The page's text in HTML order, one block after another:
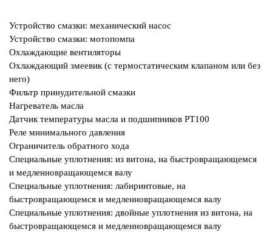
Устройство смазки: механический насос
Устройство смазки: мотопомпа
Охлаждающие вентиляторы
Охлаждающий змеевик (с термостатическим клапаном или без
него)
Фильтр принудительной смазки
Нагреватель масла
Датчик температуры масла и подшипников PT100
Реле минимального давления
Ограничитель обратного хода
Специальные уплотнения: из витона, на быстровращающемся
и медленновращающемся валу
Специальные уплотнения: лабиринтовые, на
быстровращающемся и медленновращающемся валу
Специальные уплотнения: двойные уплотнения из витона, на
быстровращающемся и медленновращающемся валу